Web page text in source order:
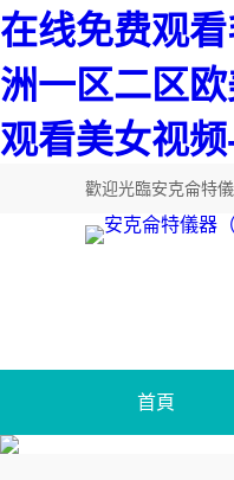
在线免费观
洲一区二区
观看美女视
歡迎光臨安克侖特
首頁